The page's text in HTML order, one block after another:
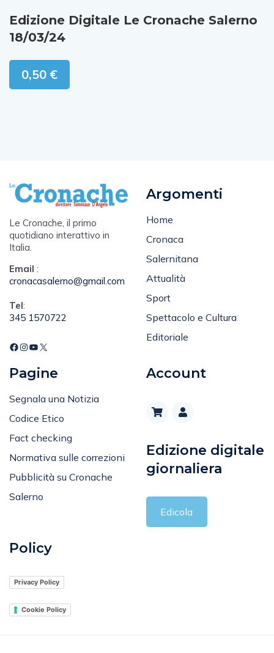
Edizione Digitale Le Cronache Salerno
18/03/24
0,50 €
Le Cronache, il primo
quotidiano interattivo in
Italia.
Email :
cronacasalerno@gmail.com
Tel:
345 1570722
Argomenti
Home
Cronaca
Salernitana
Attualità
Sport
Spettacolo e Cultura
Editoriale
Pagine
Segnala una Notizia
Codice Etico
Fact checking
Normativa sulle correzioni
Pubblicità su Cronache
Salerno
Account
Edizione digitale
giornaliera
Edicola
Policy
Privacy Policy
Cookie Policy